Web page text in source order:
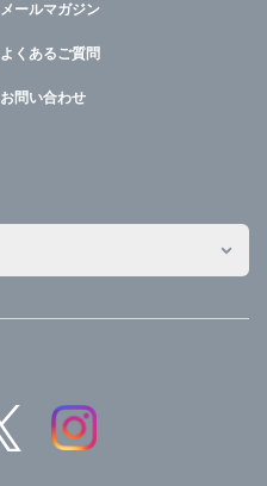
メールマガジン
よくあるご質問
お問い合わせ